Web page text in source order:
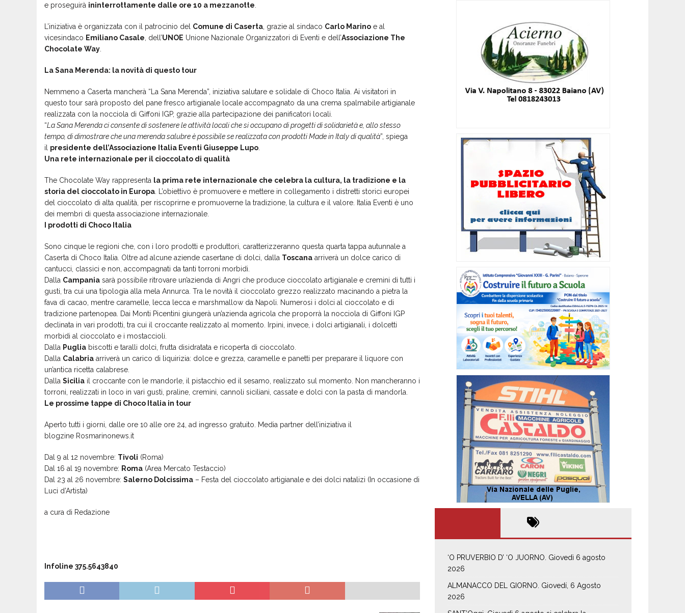
e proseguirà ininterrottamente dalle ore 10 a mezzanotte
L’iniziativa è organizzata con il patrocinio del Comune di Caserta , grazie al sindaco Carlo Marino e al
vicesindaco Emiliano Casale , dell’UNOE Unione Nazionale Organizzatori di Eventi e dell’Associazione The
Chocolate Way
La Sana Merenda: la novità di questo tour
Nemmeno a Caserta mancherà “La Sana Merenda”, iniziativa salutare e solidale di Choco Italia. Ai visitatori in
questo tour sarà proposto del pane fresco artigianale locale accompagnato da una crema spalmabile artigianale
realizzata con la nocciola di Giffoni IGP, grazie alla partecipazione dei panificatori locali.
“La Sana Merenda ci consente di sostenere le attività locali che si occupano di progetti di solidarietà e, allo stesso
tempo, di dimostrare che una merenda salubre è possibile se realizzata con prodotti Made in Italy di qualità”, spiega
il presidente dell’Associazione Italia Eventi Giuseppe Lupo
Una rete internazionale per il cioccolato di qualità
The Chocolate Way rappresenta la prima rete internazionale che celebra la cultura, la tradizione e la
storia del cioccolato in Europa . L’obiettivo è promuovere e mettere in collegamento i distretti storici europei
del cioccolato di alta qualità, per riscoprirne e promuoverne la tradizione, la cultura e il valore. Italia Eventi è uno
dei membri di questa associazione internazionale.
I prodotti di Choco Italia
Sono cinque le regioni che, con i loro prodotti e produttori, caratterizzeranno questa quarta tappa autunnale a
Caserta di Choco Italia. Oltre ad alcune aziende casertane di dolci, dalla Toscana arriverà un dolce carico di
cantucci, classici e non, accompagnati da tanti torroni morbidi.
Dalla Campania sarà possibile ritrovare un’azienda di Angri che produce cioccolato artigianale e cremini di tutti i
gusti, tra cui una tipologia alla mela Annurca. Tra le novità il cioccolato grezzo realizzato macinando a pietra la
fava di cacao, mentre caramelle, lecca lecca e marshmallow da Napoli. Numerosi i dolci al cioccolato e di
tradizione partenopea. Dai Monti Picentini giungerà un’azienda agricola che proporrà la nocciola di Giffoni IGP
declinata in vari prodotti, tra cui il croccante realizzato al momento. Irpini, invece, i dolci artigianali, i dolcetti
morbidi al cioccolato e i mostaccioli.
Dalla Puglia biscotti e taralli dolci, frutta disidratata e ricoperta di cioccolato.
Dalla Calabria arriverà un carico di liquirizia: dolce e grezza, caramelle e panetti per preparare il liquore con
un’antica ricetta calabrese.
Dalla Sicilia il croccante con le mandorle, il pistacchio ed il sesamo, realizzato sul momento. Non mancheranno i
torroni, realizzati in loco in vari gusti, praline, cremini, cannoli siciliani, cassate e dolci con la pasta di mandorla.
Le prossime tappe di Choco Italia in tour
Aperto tutti i giorni, dalle ore 10 alle ore 24, ad ingresso gratuito. Media partner dell’iniziativa il
blogzine Rosmarinonews.it
Dal 9 al 12 novembre: Tivoli (Roma)
Dal 16 al 19 novembre: Roma (Area Mercato Testaccio)
Dal 23 al 26 novembre: Salerno Dolcissima – Festa del cioccolato artigianale e dei dolci natalizi (In occasione di
Luci d’Artista)
a cura di Redazione
Infoline 375.5643840
‘O PRUVERBIO D’ ‘O JUORNO. Giovedì 6 agosto
2026
ALMANACCO DEL GIORNO. Giovedí, 6 Agosto
2026